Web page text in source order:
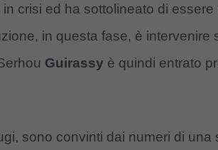
in crisi ed ha sottolineato di essere
in questa fase, è intervenire
Guirassy è quindi entrato
sono convinti dai numeri di